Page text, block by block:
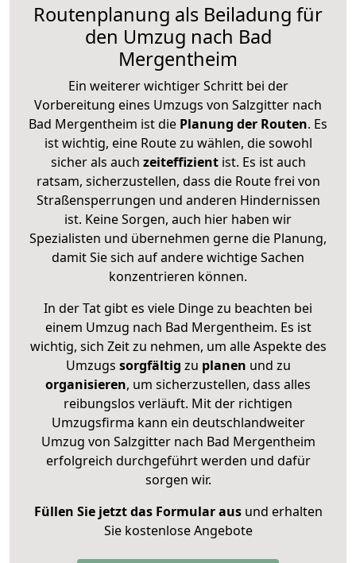
Routenplanung als Beiladung für
den Umzug nach Bad
Mergentheim
Ein weiterer wichtiger Schritt bei der
Vorbereitung eines Umzugs von Salzgitter nach
Bad Mergentheim ist die Planung der Routen. Es
ist wichtig, eine Route zu wählen, die sowohl
sicher als auch zeiteffizientist. Es ist auch
ratsam, sicherzustellen, dass die Route frei von
Straßensperrungen und anderen Hindernissen
ist. Keine Sorgen, auch hier haben wir
Spezialisten und übernehmen gerne die Planung,
damit Sie sich auf andere wichtige Sachen
konzentrieren können.
In der Tat gibt es viele Dinge zu beachten bei
einem Umzug nach Bad Mergentheim. Es ist
wichtig, sich Zeit zu nehmen, um alle Aspekte des
Umzugs sorgfältig zu planen und zu
organisieren, um sicherzustellen, dass alles
reibungslos verläuft. Mit der richtigen
Umzugsfirma kann ein deutschlandweiter
Umzug von Salzgitter nach Bad Mergentheim
erfolgreich durchgeführt werden und dafür
sorgen wir.
Füllen Sie jetzt das Formular ausund erhalten
Sie kostenlose Angebote